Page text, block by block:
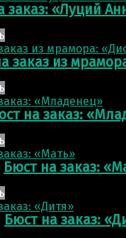
заказ: «Луций
заказ из
на заказ:
Бюст на заказ:
Бюст на заказ: